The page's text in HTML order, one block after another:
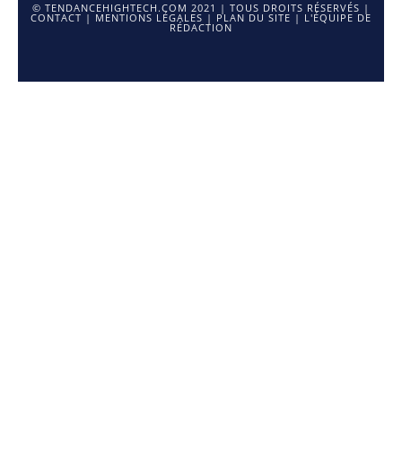
© TENDANCEHIGHTECH.COM 2021 | TOUS DROITS RÉSERVÉS |
CONTACT | MENTIONS LÉGALES | PLAN DU SITE | L'ÉQUIPE DE
RÉDACTION